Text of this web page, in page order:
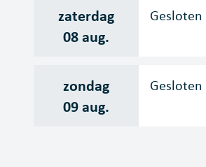
zaterdag
08 aug.
2026
Gesloten
zondag
09 aug.
2026
Gesloten